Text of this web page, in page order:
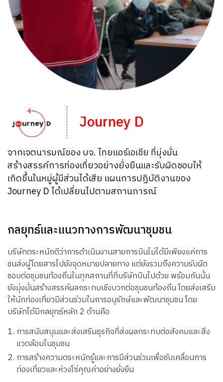
Journey D
จากเจตนารมณ์ของ บจ. ไทยแอร์เอเชีย ที่มุ่งมั่น
สร้างสรรค์การท่องเที่ยวอย่างยั่งยืนและรับผิดชอบให้
เกิดขึ้นในหมู่ผู้มีส่วนได้เสีย แผนการปฏิบัติงานของ
Journey D ได้เปลี่ยนไปตามสถานการณ์
กลยุทธ์และแนวทางการพัฒนาชุมชน
บริษัทตระหนักดีว่าการดำเนินงานสายการบินไม่ได้มีเพียงแค่การ
ขนส่งผู้โดยสารไปยังจุดหมายปลายทาง แต่ยังรวมถึงความรับผิด
ชอบต่อชุมชนท้องถิ่นในทุกสถานที่ที่บริษัทบินไปด้วย พร้อมกันนั้น
ยังมุ่งมั่นสร้างสรรค์ผลกระทบเชิงบวกต่อชุมชนท้องถิ่น โดยส่งเสริม
ให้นักท่องเที่ยวมีส่วนร่วมในการอนุรักษ์และพัฒนาชุมชน โดย
บริษัทได้มีกลยุทธ์หลัก 2 ด้านคือ
การสนับสนุนและส่งเสริมธุรกิจที่ส่งผลกระทบต่อสังคมและสิ่ง
แวดล้อมในชุมชน
การสร้างความตระหนักรู้และการมีส่วนร่วมเพื่อขับเคลื่อนการ
ท่องเที่ยวและห่วงโซ่คุณค่าอย่างยั่งยืน